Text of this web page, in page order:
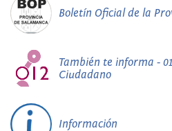
Boletín Oficial de la
También te informa -
Ciudadano
Información